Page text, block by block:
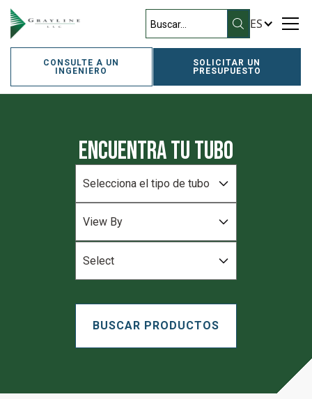
ES
CONSULTE A UN
INGENIERO
SOLICITAR UN
PRESUPUESTO
Encuentra tu tubo